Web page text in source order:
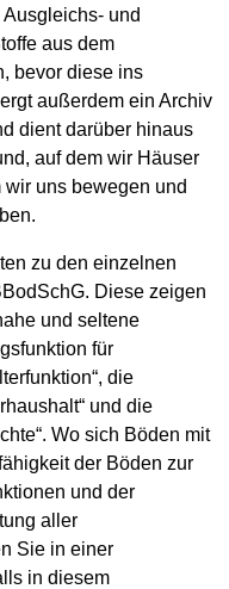
und
aus dem
bevor diese ins
außerdem ein Archiv
dient darüber hinaus
auf dem wir Häuser
wir uns bewegen und
zu den einzelnen
Diese zeigen
und seltene
für
die
und die
Wo sich Böden mit
der Böden zur
und der
aller
Sie in einer
in diesem